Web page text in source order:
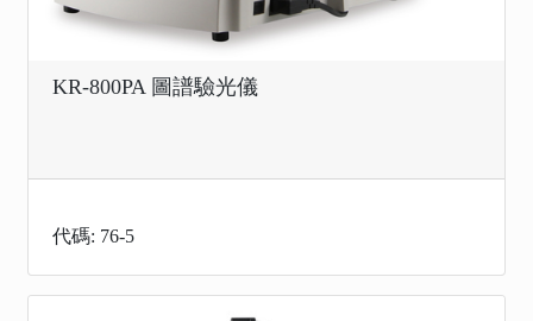
KR-800PA 圖譜驗光儀
代碼: 76-5